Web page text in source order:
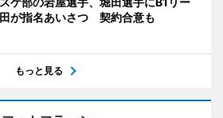
が指名あいさつ 契約合意も
もっと見る